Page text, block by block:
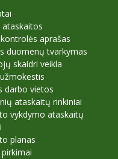
ataskaitos
aprašas
duomenų tvarkymas
skaidri veikla
darbo vietos
ataskaitų rinkiniai
vykdymo ataskaitų
planas